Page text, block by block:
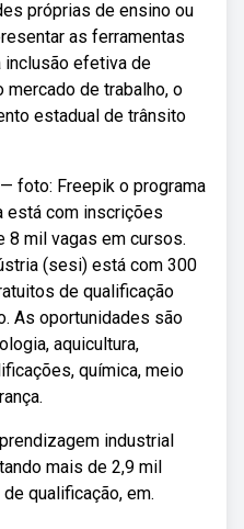
próprias de ensino ou
as ferramentas
inclusão efetiva de
de trabalho, o
estadual de trânsito
foto: Freepik o programa
está com inscrições
8 mil vagas em cursos.
(sesi) está com 300
de qualificação
As oportunidades são
aquicultura,
química, meio
industrial
mais de 2,9 mil
qualificação, em.